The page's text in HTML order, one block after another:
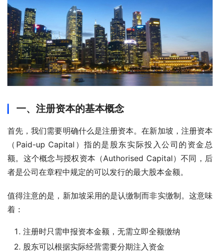
一、注册资本的基本概念
首先，我们需要明确什么是注册资本。在新加坡，注册资本
（Paid-up Capital）指的是股东实际投入公司的资金总
额。这个概念与授权资本（Authorised Capital）不同，后
者是公司在章程中规定的可以发行的最大股本金额。
值得注意的是，新加坡采用的是认缴制而非实缴制。这意味
着：
注册时只需申报资本金额，无需立即全额缴纳
股东可以根据实际经营需要分期注入资金